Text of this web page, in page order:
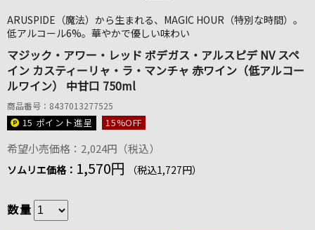
ARUSPIDE（魔法）から生まれる、MAGIC HOUR（特別な時間）。
低アルコール6%。華やかで優しい味わい
マジック・アワー・レッド ボデガス・アルスピデ NV スペ
イン カスティーリャ・ラ・マンチャ 赤ワイン（低アルコー
ルワイン） 中甘口 750ml
商品番号：8437013277525
15 ポイント進呈 15%OFF
希望小売価格：2,024円（税込）
ソムリエ価格： 1,570円 （税込1,727円）
数量